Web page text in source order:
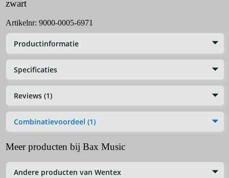
zwart
Artikelnr: 9000-0005-6971
Productinformatie
Specificaties
Reviews (1)
Combinatievoordeel (1)
Meer producten bij Bax Music
Andere producten van Wentex